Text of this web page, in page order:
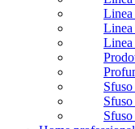
Linea
Linea
Linea
Sfuso